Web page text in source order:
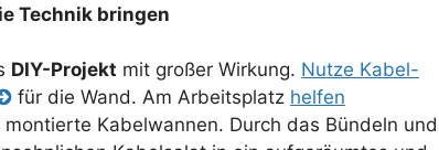
Technik bringen
DIY-Projekt mit großer Wirkung. Nutze Kabel-
für die Wand. Am Arbeitsplatz helfen
Kabelwannen. Durch das Bündeln und